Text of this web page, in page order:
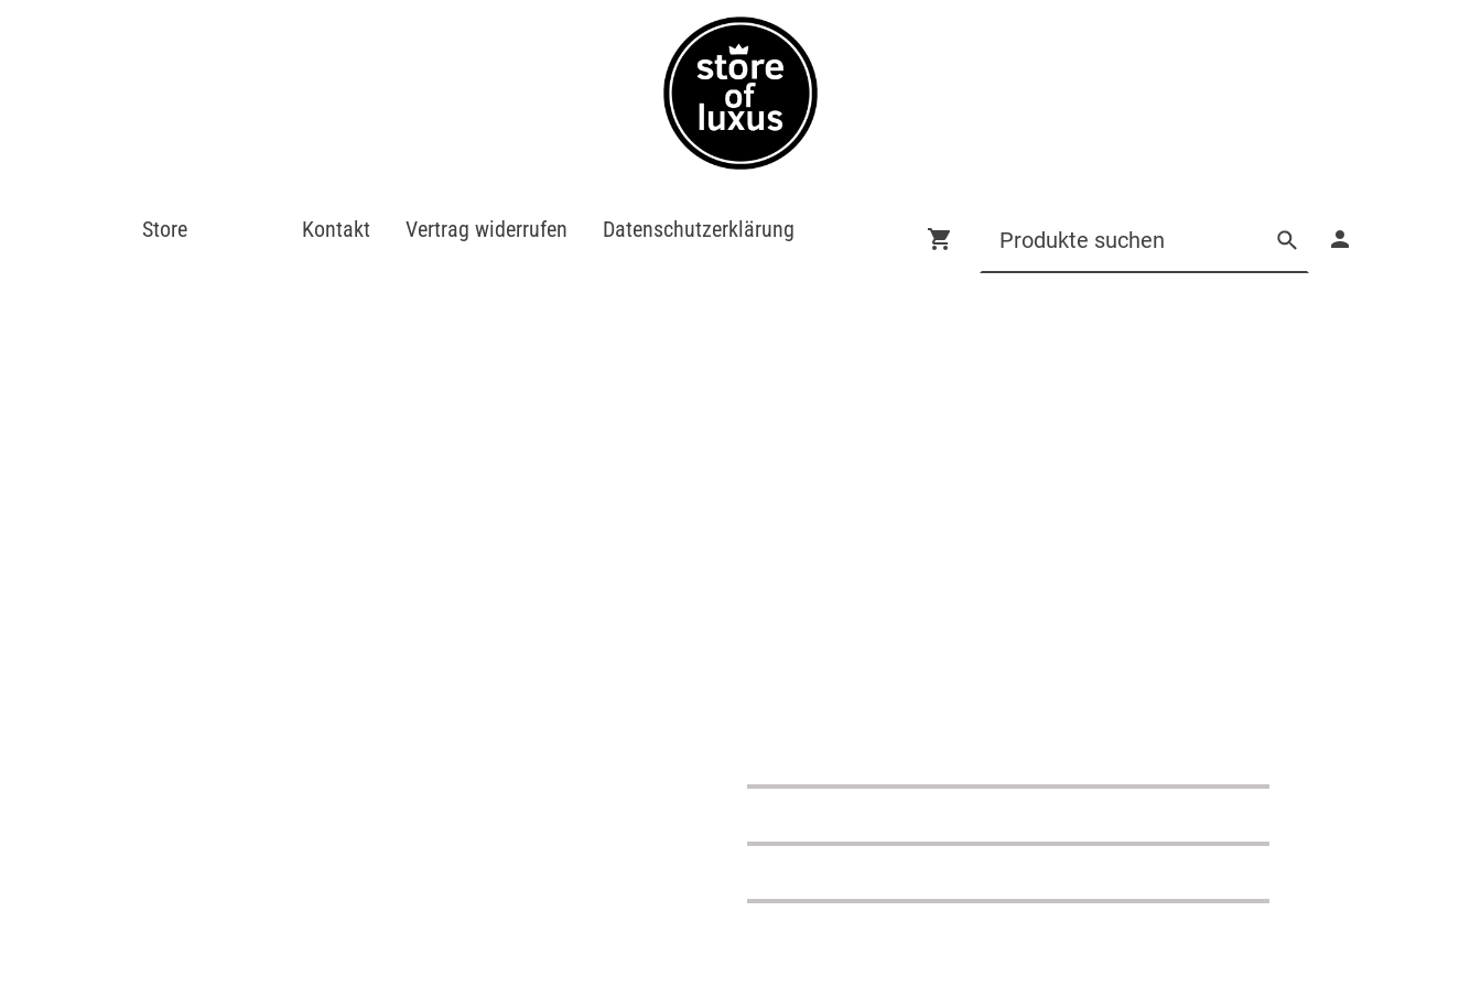
Store Kontakt Vertrag widerrufen Datenschutzerklärung